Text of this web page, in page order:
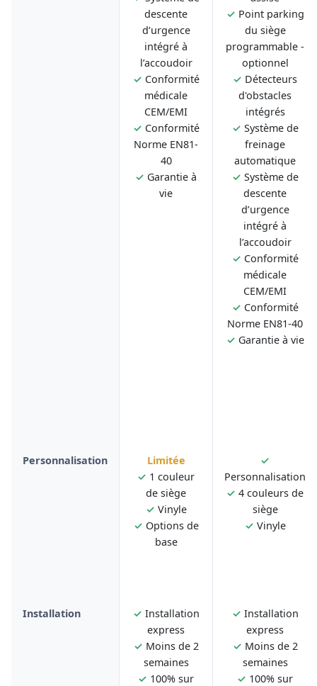
descente
d’urgence
intégré à
l’accoudoir
✓ Conformité
médicale
CEM/EMI
✓ Conformité
Norme EN81-
40
✓ Garantie à
vie
✓ Point parking
du siège
programmable -
optionnel
✓ Détecteurs
d'obstacles
intégrés
✓ Système de
freinage
automatique
✓ Système de
descente
d’urgence
intégré à
l’accoudoir
✓ Conformité
médicale
CEM/EMI
✓ Conformité
Norme EN81-40
✓ Garantie à vie
Personnalisation
Limitée
✓ 1 couleur
de siège
✓ Vinyle
✓ Options de
base
✓
Personnalisation
✓ 4 couleurs de
siège
✓ Vinyle
Installation ✓ Installation
express
✓ Moins de 2
semaines
✓ 100% sur
✓ Installation
express
✓ Moins de 2
semaines
✓ 100% sur